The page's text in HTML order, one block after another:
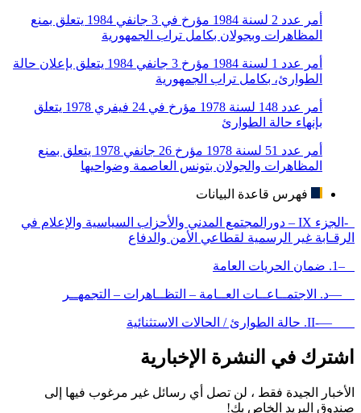
أمر عدد 2 لسنة 1984 مؤرخ في 3 جانفي 1984 يتعلق بمنع
المظاهرات وبجولان بكامل تراب الجمهورية
أمر عدد 1 لسنة 1984 مؤرخ 3 جانفي 1984 يتعلق بإعلان حالة
الطوارئ، بكامل تراب الجمهورية
أمر عدد 148 لسنة 1978 مؤرخ في 24 فيفري 1978 يتعلق
بإنهاء حالة الطوارئ
أمر عدد 51 لسنة 1978 مؤرخ 26 جانفي 1978 يتعلق بمنع
المظاهرات والجولان بتونس العاصمة وضواحيها
فهرس قاعدة البيانات
-الجزء IX – دورالمجتمع المدني والأحزاب السياسية والإعلام في
الرقـابة غير الرسمية لقطاعي الأمن والدفاع
–1. ضمان الحريات العامة
—د. الاجتمــاعــات العــامة – التظــاهرات – التجمهــر
—-II. حالة الطوارئ / الحالات الاستثنائية
اشترك في النشرة الإخبارية
الأخبار الجيدة فقط ، لن تصل أي رسائل غير مرغوب فيها إلى
صندوق البريد الخاص بك!